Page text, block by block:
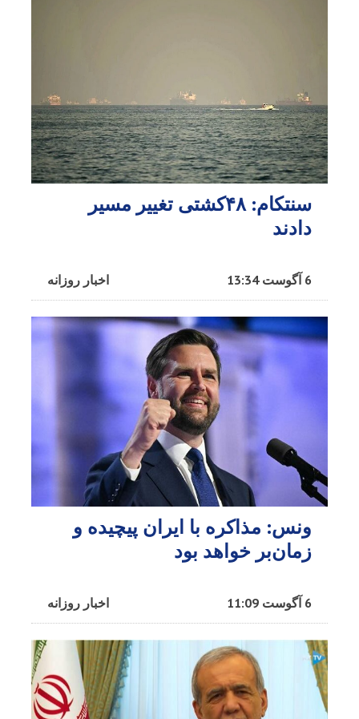
سنتکام: ۴۸کشتی تغییر مسیر
دادند
اخبار روزانه 6 آگوست 13:34
ونس: مذاکره با ایران پیچیده و
زمان‌بر خواهد بود
اخبار روزانه 6 آگوست 11:09